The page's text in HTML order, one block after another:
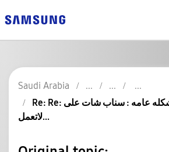
Saudi Arabia
Re: Re: مشكله عامه : سناب شات على s22 ultra
لاتعمل...